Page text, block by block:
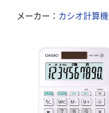
メーカー カシオ計算機